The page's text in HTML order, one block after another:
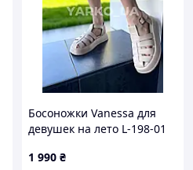
Босоножки Vanessa для
девушек на лето L-198-01
бежевый Рима 40(р)
1 990 ₴